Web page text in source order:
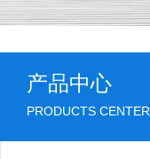
产品中心
PRODUCTS CENTER